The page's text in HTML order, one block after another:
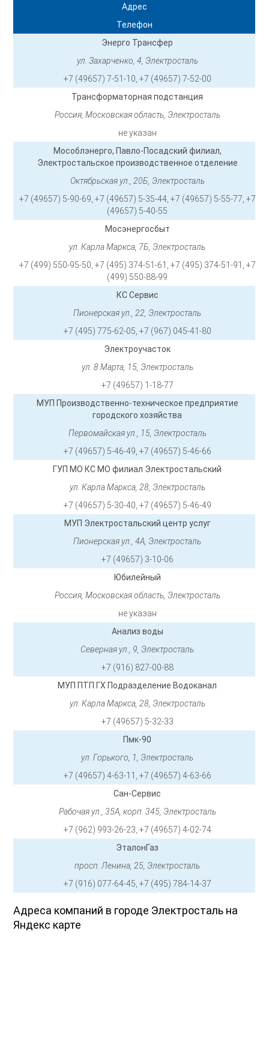
Адрес
Телефон
Энерго Трансфер
ул. Захарченко, 4, Электросталь
+7 (49657) 7-51-10, +7 (49657) 7-52-00
Трансформаторная подстанция
Россия, Московская область, Электросталь
не указан
Мособлэнерго, Павло-Посадский филиал,
Электростальское производственное отделение
Октябрьская ул., 20Б, Электросталь
+7 (49657) 5-90-69, +7 (49657) 5-35-44, +7 (49657) 5-55-77, +7
(49657) 5-40-55
Мосэнергосбыт
ул. Карла Маркса, 7Б, Электросталь
+7 (499) 550-95-50, +7 (495) 374-51-61, +7 (495) 374-51-91, +7
(499) 550-88-99
КС Сервис
Пионерская ул., 22, Электросталь
+7 (495) 775-62-05, +7 (967) 045-41-80
Электроучасток
ул. 8 Марта, 15, Электросталь
+7 (49657) 1-18-77
МУП Производственно-техническое предприятие
городского хозяйства
Первомайская ул., 15, Электросталь
+7 (49657) 5-46-49, +7 (49657) 5-46-66
ГУП МО КС МО филиал Электростальский
ул. Карла Маркса, 28, Электросталь
+7 (49657) 5-30-40, +7 (49657) 5-46-49
МУП Электростальский центр услуг
Пионерская ул., 4А, Электросталь
+7 (49657) 3-10-06
Юбилейный
Россия, Московская область, Электросталь
не указан
Анализ воды
Северная ул., 9, Электросталь
+7 (916) 827-00-88
МУП ПТП ГХ Подразделение Водоканал
ул. Карла Маркса, 28, Электросталь
+7 (49657) 5-32-33
Пмк-90
ул. Горького, 1, Электросталь
+7 (49657) 4-63-11, +7 (49657) 4-63-66
Сан-Сервис
Рабочая ул., 35А, корп. 345, Электросталь
+7 (962) 993-26-23, +7 (49657) 4-02-74
ЭталонГаз
просп. Ленина, 25, Электросталь
+7 (916) 077-64-45, +7 (495) 784-14-37
Адреса компаний в городе Электросталь на
Яндекс карте